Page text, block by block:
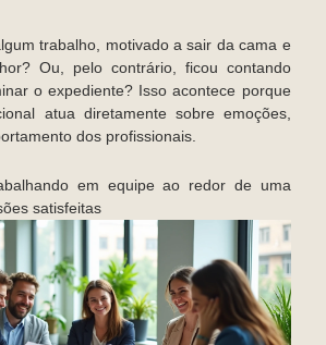
trabalho, motivado a sair da cama e
Ou, pelo contrário, ficou contando
o expediente? Isso acontece porque
atua diretamente sobre emoções,
dos profissionais.